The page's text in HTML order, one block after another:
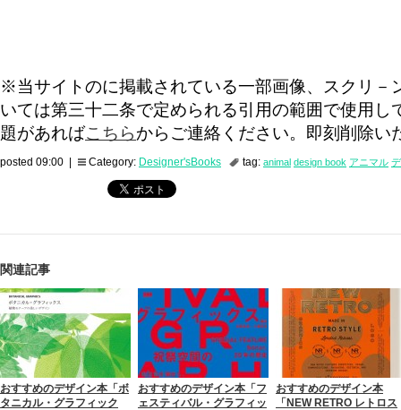
※当サイトのに掲載されている一部画像、スクリ－
いては第三十二条で定められる引用の範囲で使用し
題があればこちらからご連絡ください。即刻削除い
posted 09:00 | Category: Designer'sBooks tag: animal design book アニマル
関連記事
おすすめのデザイン本「ボ
タニカル・グラフィック
おすすめのデザイン本「フ
ェスティバル・グラフィッ
おすすめのデザイン本
「NEW RETRO レトロス